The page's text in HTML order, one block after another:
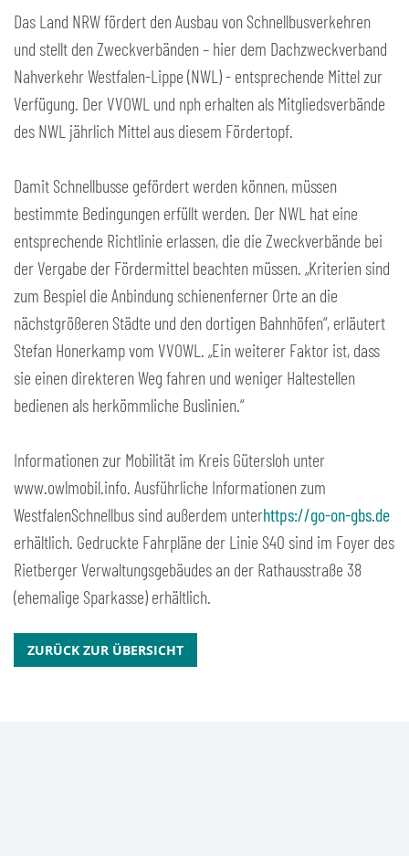
Das Land NRW fördert den Ausbau von Schnellbusverkehren
und stellt den Zweckverbänden – hier dem Dachzweckverband
Nahverkehr Westfalen-Lippe (NWL) - entsprechende Mittel zur
Verfügung. Der VVOWL und nph erhalten als Mitgliedsverbände
des NWL jährlich Mittel aus diesem Fördertopf.
Damit Schnellbusse gefördert werden können, müssen
bestimmte Bedingungen erfüllt werden. Der NWL hat eine
entsprechende Richtlinie erlassen, die die Zweckverbände bei
der Vergabe der Fördermittel beachten müssen. „Kriterien sind
zum Bespiel die Anbindung schienenferner Orte an die
nächstgrößeren Städte und den dortigen Bahnhöfen“, erläutert
Stefan Honerkamp vom VVOWL. „Ein weiterer Faktor ist, dass
sie einen direkteren Weg fahren und weniger Haltestellen
bedienen als herkömmliche Buslinien.“
Informationen zur Mobilität im Kreis Gütersloh unter
www.owlmobil.info. Ausführliche Informationen zum
WestfalenSchnellbus sind außerdem unterhttps://go-on-gbs.de
erhältlich. Gedruckte Fahrpläne der Linie S40 sind im Foyer des
Rietberger Verwaltungsgebäudes an der Rathausstraße 38
(ehemalige Sparkasse) erhältlich.
ZURÜCK ZUR ÜBERSICHT